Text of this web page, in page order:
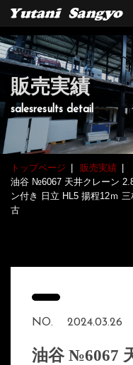
販売実績
salesresults detail
トップページ
販売実績
油谷 №6067 天井クレーン
ン付き 日立 HL5 揚程12ｍ
古
NO. 2024.03.26
油谷 №6067